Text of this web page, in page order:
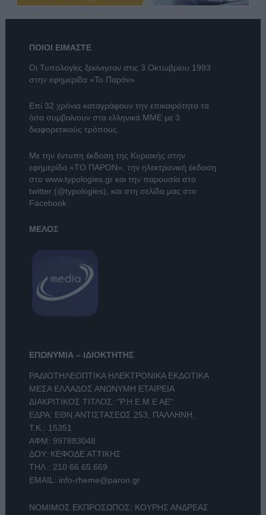
ΠΟΙΟΙ ΕΙΜΑΣΤΕ
Οι Τυπολογίες ξεκίνησαν στις 3 Οκτωβρίου 1993
στην εφημερίδα «Το Παρόν».
Επί 32 χρόνια καταγράφουν την επικαιρότητα τα
όσα συμβαίνουν στα ελληνικά ΜΜΕ με 3
διαφορετικούς τρόπους.
Με την έντυπη έκδοση της Κυριακής στην
εφημερίδα «ΤΟ ΠΑΡΟΝ», την ηλεκτρονική έκδοση
στο www.typologies.grκαι την παρουσία στο
twitter (@typologies), και στη σελίδα μας στο
Facebook .
ΜΕΛΟΣ
ΕΠΩΝΥΜΙΑ – ΙΔΙΟΚΤΗΤΗΣ
ΡΑΔΙΟΤΗΛΕΟΠΤΙΚΑ ΗΛΕΚΤΡΟΝΙΚΑ ΕΚΔΟΤΙΚΑ
ΜΕΣΑ ΕΛΛΑΔΟΣ ΑΝΩΝΥΜΗ ΕΤΑΙΡΕΙΑ
ΔΙΑΚΡΙΤΙΚΟΣ ΤΙΤΛΟΣ: "Ρ.Η.Ε.Μ.Ε ΑΕ"
ΕΔΡΑ: ΕΘΝ.ΑΝΤΙΣΤΑΣΕΩΣ 253, ΠΑΛΛΗΝΗ,
Τ.Κ.: 15351
ΑΦΜ: 997883048
ΔΟΥ: ΚΕΦΟΔΕ ΑΤΤΙΚΗΣ
ΤΗΛ.: 210 66.65.669
EMAIL: info-rheme@paron.gr
ΝΟΜΙΜΟΣ ΕΚΠΡΟΣΩΠΟΣ: ΚΟΥΡΗΣ ΑΝΔΡΕΑΣ